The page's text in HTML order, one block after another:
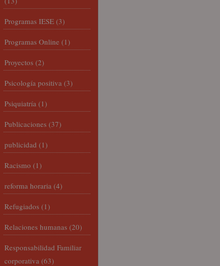
Programas IESE (3)
Programas Online (1)
Proyectos (2)
Psicología positiva (3)
Psiquiatría (1)
Publicaciones (37)
publicidad (1)
Racismo (1)
reforma horaria (4)
Refugiados (1)
Relaciones humanas (20)
Responsabilidad Familiar
corporativa (63)